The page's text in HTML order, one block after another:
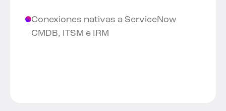
Conexiones nativas a ServiceNow
CMDB, ITSM e IRM